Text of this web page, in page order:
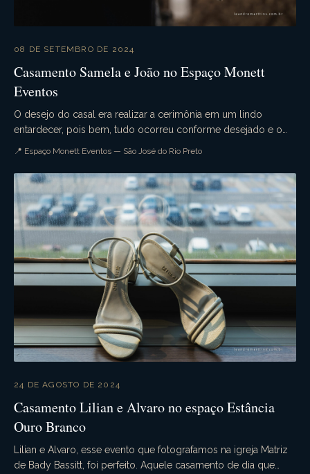
08 DE SETEMBRO DE 2024
Casamento Samela e João no Espaço Monett
Eventos
O desejo do casal era realizar a cerimônia em um lindo
entardecer, pois bem, tudo ocorreu conforme desejado e o
📍 Espaço Monett Eventos — São José do Rio Preto
24 DE AGOSTO DE 2024
Casamento Lilian e Alvaro no espaço Estância
Ouro Branco
Lilian e Alvaro, esse evento que fotografamos na igreja Matriz
de Bady Bassitt, foi perfeito. Aquele casamento de dia que